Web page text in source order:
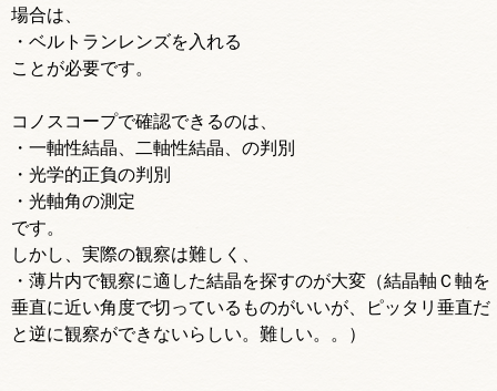
場合は、
・ベルトランレンズを入れる
ことが必要です。
コノスコープで確認できるのは、
・一軸性結晶、二軸性結晶、の判別
・光学的正負の判別
・光軸角の測定
です。
しかし、実際の観察は難しく、
・薄片内で観察に適した結晶を探すのが大変（結晶軸Ｃ軸を
垂直に近い角度で切っているものがいいが、ピッタリ垂直だ
と逆に観察ができないらしい。難しい。。）